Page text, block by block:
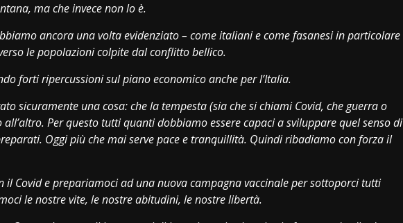
ma che invece non lo è.
ancora una volta evidenziato – come italiani e come fasanesi in particolare
le popolazioni colpite dal conflitto bellico.
forti ripercussioni sul piano economico anche per l’Italia.
sicuramente una cosa: che la tempesta (sia che si chiami Covid, che guerra o
Per questo tutti quanti dobbiamo essere capaci a sviluppare quel senso di
Oggi più che mai serve pace e tranquillità. Quindi ribadiamo con forza il
il Covid e prepariamoci ad una nuova campagna vaccinale per sottoporci tutti
le nostre vite, le nostre abitudini, le nostre libertà.